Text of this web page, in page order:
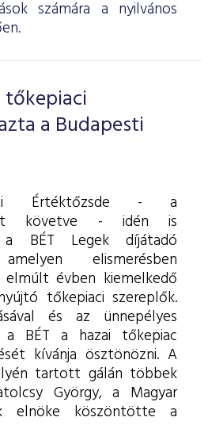
számára a nyilvános
tőkepiaci
a Budapesti
Értéktőzsde - a
követve - idén is
a BÉT Legek díjátadó
elismerésben
évben kiemelkedő
tőkepiaci szereplők.
és az ünnepélyes
a BÉT a hazai tőkepiac
kívánja ösztönözni. A
tartott gálán többek
György, a Magyar
elnöke köszöntötte a